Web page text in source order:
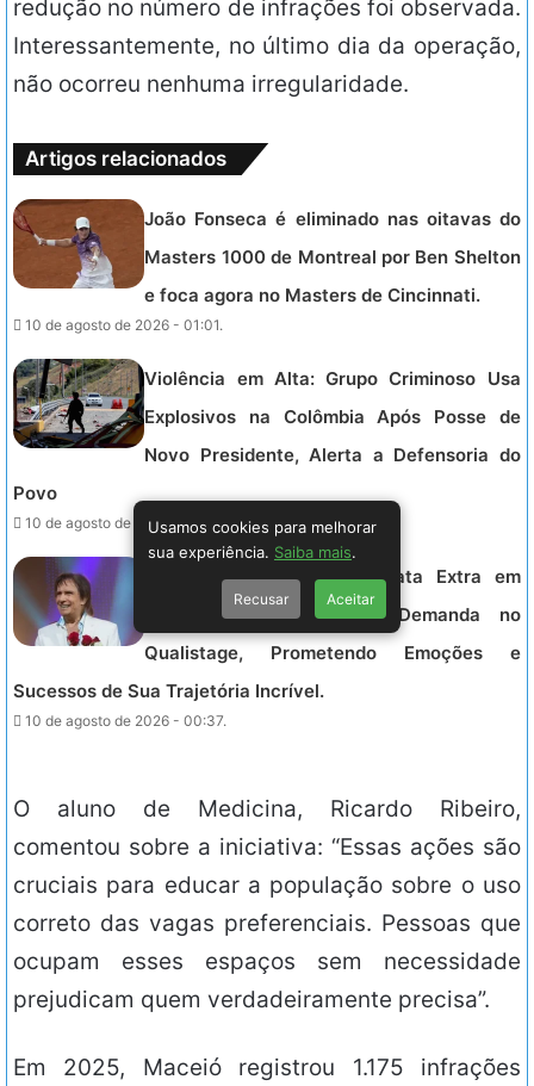
redução no número de infrações foi observada.
Interessantemente, no último dia da operação,
não ocorreu nenhuma irregularidade.
Artigos relacionados
João Fonseca é eliminado nas oitavas do
Masters 1000 de Montreal por Ben Shelton
e foca agora no Masters de Cincinnati.
10 de agosto de 2026 - 01:01.
Violência em Alta: Grupo Criminoso Usa
Explosivos na Colômbia Após Posse de
Novo Presidente, Alerta a Defensoria do
Povo
10 de agosto de 2026 - 00:49.
Roberto Carlos Anuncia Data Extra em
Show devido à Grande Demanda no
Qualistage, Prometendo Emoções e
Sucessos de Sua Trajetória Incrível.
10 de agosto de 2026 - 00:37.
O aluno de Medicina, Ricardo Ribeiro,
comentou sobre a iniciativa: “Essas ações são
cruciais para educar a população sobre o uso
correto das vagas preferenciais. Pessoas que
ocupam esses espaços sem necessidade
prejudicam quem verdadeiramente precisa”.
Em 2025, Maceió registrou 1.175 infrações
Usamos cookies para melhorar
sua experiência. Saiba mais.
Recusar Aceitar